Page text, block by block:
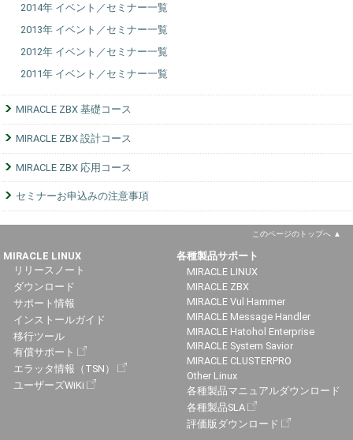
2014年 イベント／セミナー一覧
2013年 イベント／セミナー一覧
2012年 イベント／セミナー一覧
2011年 イベント／セミナー一覧
MIRACLE ZBX 基礎コース
MIRACLE ZBX 設計コース
MIRACLE ZBX 応用コース
セミナーお申込みの注意事項
このページのトップへ
MIRACLE LINUX
リリースノート
ダウンロード
サポート情報
インストールガイド
移行ツール
有償サポート
エラッタ情報（TSN）
ユーザーズWiKi
各種製品サポート
MIRACLE LINUX
MIRACLE ZBX
MIRACLE Vul Hammer
MIRACLE Message Handler
MIRACLE Hatohol Enterprise
MIRACLE System Savior
MIRACLE CLUSTERPRO
Other Linux
各種製品マニュアルダウンロード
各種製品SLA
評価版ダウンロード